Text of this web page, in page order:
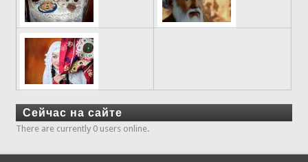
Сейчас на сайте
There are currently 0 users online.